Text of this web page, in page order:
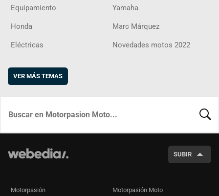
Equipamiento Yamaha
Honda Marc Márquez
Eléctricas Novedades motos 2022
VER MÁS TEMAS
SUBIR
Motorpasión Motorpasión Moto